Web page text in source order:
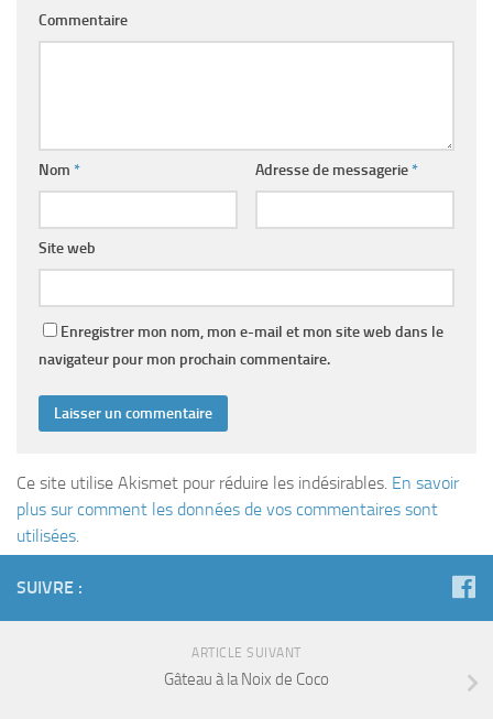
Commentaire
Nom * Adresse de messagerie*
Site web
Enregistrer mon nom, mon e-mail et mon site web dans le
navigateur pour mon prochain commentaire.
Ce site utilise Akismet pour réduire les indésirables. En savoir
plus sur comment les données de vos commentaires sont
utilisées
SUIVRE :
ARTICLE SUIVANT
Gâteau à la Noix de Coco